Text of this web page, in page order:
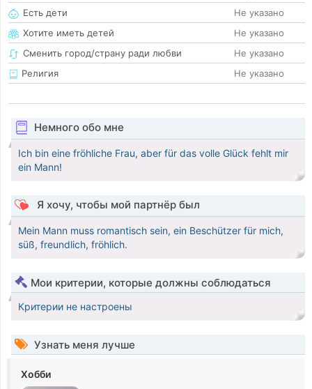
Есть дети
Не указано
Хотите иметь детей
Не указано
Сменить город/страну ради любви
Не указано
Религия
Не указано
Немного обо мне
Ich bin eine fröhliche Frau, aber für das volle Glück fehlt mir
ein Mann!
Я хочу, чтобы мой партнёр был
Mein Mann muss romantisch sein, ein Beschützer für mich,
süß, freundlich, fröhlich.
Мои критерии, которые должны соблюдаться
Критерии не настроены
Узнать меня лучше
Хобби